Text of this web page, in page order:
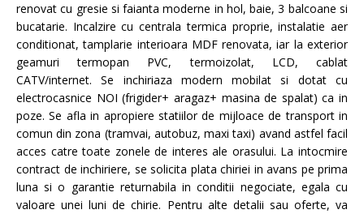
renovat cu gresie si faianta moderne in hol, baie, 3 balcoane si
bucatarie. Incalzire cu centrala termica proprie, instalatie aer
conditionat, tamplarie interioara MDF renovata, iar la exterior
geamuri termopan PVC, termoizolat, LCD, cablat
CATV/internet. Se inchiriaza modern mobilat si dotat cu
electrocasnice NOI (frigider+ aragaz+ masina de spalat) ca in
poze. Se afla in apropiere statiilor de mijloace de transport in
comun din zona (tramvai, autobuz, maxi taxi) avand astfel facil
acces catre toate zonele de interes ale orasului. La intocmire
contract de inchiriere, se solicita plata chiriei in avans pe prima
luna si o garantie returnabila in conditii negociate, egala cu
valoare unei luni de chirie. Pentru alte detalii sau oferte, va